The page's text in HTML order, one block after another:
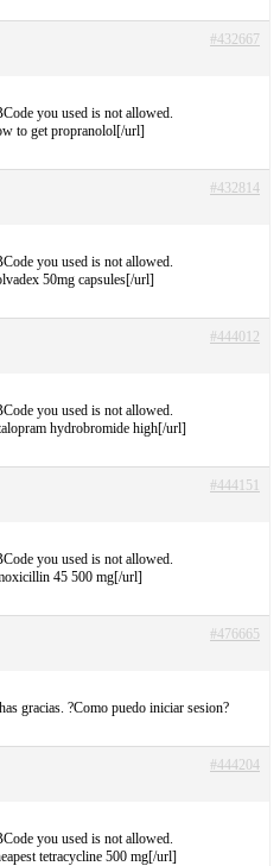
#432667
you used is not allowed.
to get propranolol[/url]
#432814
you used is not allowed.
50mg capsules[/url]
#444012
you used is not allowed.
hydrobromide high[/url]
#444151
you used is not allowed.
45 500 mg[/url]
#476665
gracias. ?Como puedo iniciar sesion?
#444204
you used is not allowed.
tetracycline 500 mg[/url]